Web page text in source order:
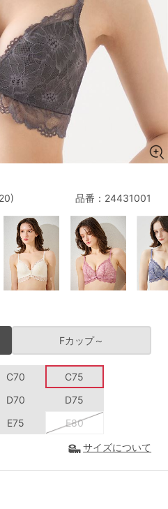
A75
B80
C80 C85
D85
E80 E85
F80
ズを表示する
1,000～1,999円
3,000～3,999円
品番： 24431001
Fカップ～
C70
C75
D70
D75
E75 E80
サイズについて